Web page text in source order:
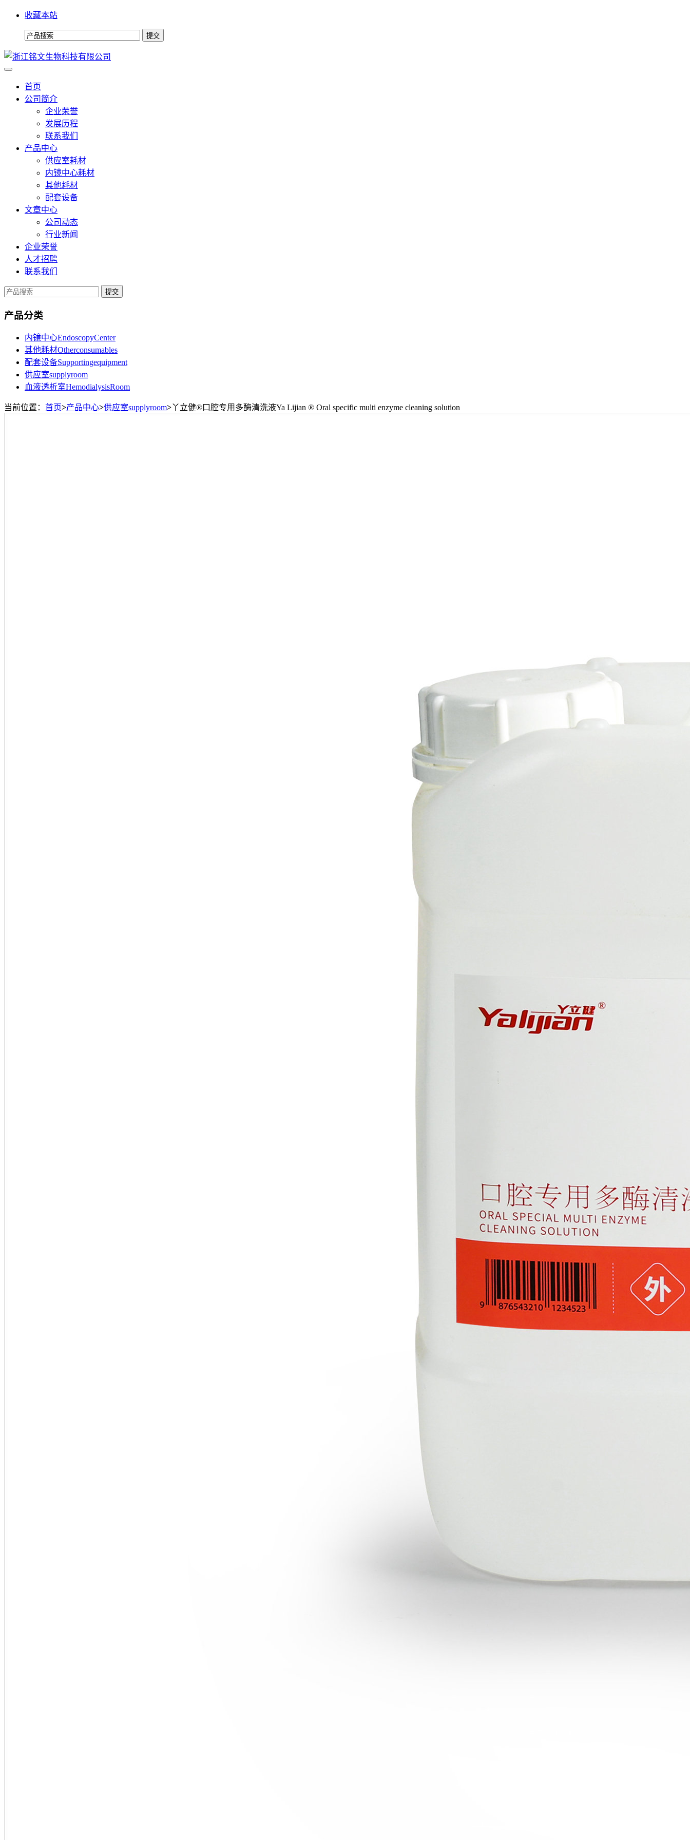
收藏本站
首页
公司简介
企业荣誉
发展历程
联系我们
产品中心
供应室耗材
内镜中心耗材
其他耗材
配套设备
文章中心
公司动态
行业新闻
企业荣誉
人才招聘
联系我们
提交
产品分类
内镜中心EndoscopyCenter
其他耗材Otherconsumables
配套设备Supportingequipment
供应室supplyroom
血液透析室HemodialysisRoom
当前位置： 首页>产品中心>供应室supplyroom>丫立健®口腔专用多酶清洗液Ya Lijian ® Oral specific multi enzyme cleaning solution